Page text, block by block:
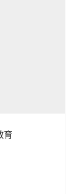
育